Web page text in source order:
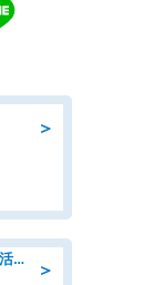
＞
＞
作業指導員・社会保険完備の職場で生活支援員